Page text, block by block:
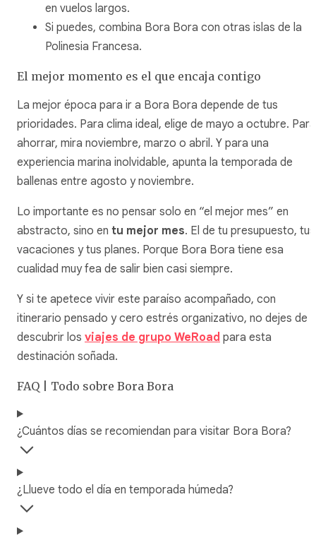
en vuelos largos.
Si puedes, combina Bora Bora con otras islas de la
Polinesia Francesa.
El mejor momento es el que encaja contigo
La mejor época para ir a Bora Bora depende de tus
prioridades. Para clima ideal, elige de mayo a octubre. Para
ahorrar, mira noviembre, marzo o abril. Y para una
experiencia marina inolvidable, apunta la temporada de
ballenas entre agosto y noviembre.
Lo importante es no pensar solo en “el mejor mes” en
abstracto, sino en tu mejor mes. El de tu presupuesto, tus
vacaciones y tus planes. Porque Bora Bora tiene esa
cualidad muy fea de salir bien casi siempre.
Y si te apetece vivir este paraíso acompañado, con
itinerario pensado y cero estrés organizativo, no dejes de
descubrir los viajes de grupo WeRoad para esta
destinación soñada.
FAQ | Todo sobre Bora Bora
¿Cuántos días se recomiendan para visitar Bora Bora?
¿Llueve todo el día en temporada húmeda?